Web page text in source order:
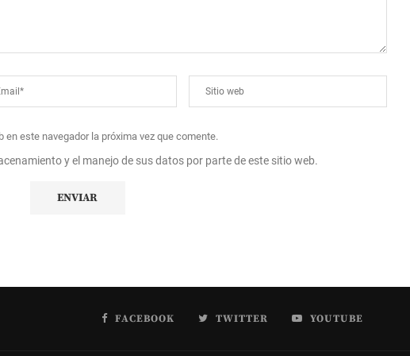
este navegador la próxima vez que comente.
y el manejo de sus datos por parte de este sitio web.
FACEBOOK TWITTER YOUTUBE